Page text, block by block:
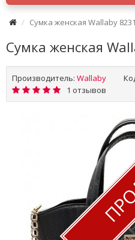
Сумка женская Wallaby
Сумка женская
Производитель: Wallaby
1 отзывов